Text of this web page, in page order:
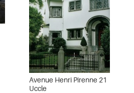
Avenue Henri Pirenne 21
Uccle